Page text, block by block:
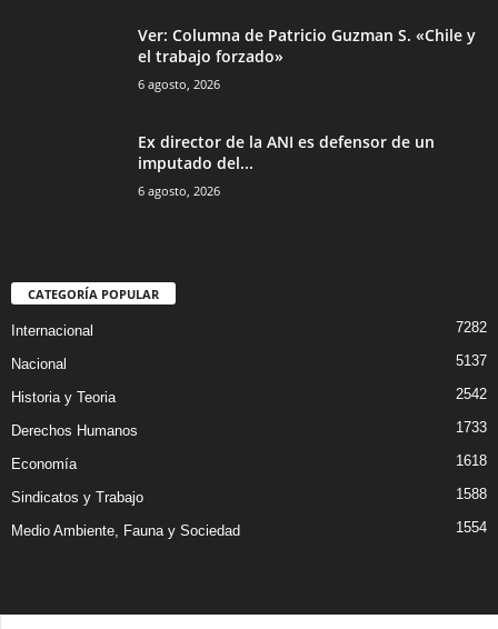
Ver: Columna de Patricio Guzman S. «Chile y
el trabajo forzado»
6 agosto, 2026
Ex director de la ANI es defensor de un
imputado del...
6 agosto, 2026
CATEGORÍA POPULAR
Internacional 7282
Nacional 5137
Historia y Teoria 2542
Derechos Humanos 1733
Economía 1618
Sindicatos y Trabajo 1588
Medio Ambiente, Fauna y Sociedad 1554